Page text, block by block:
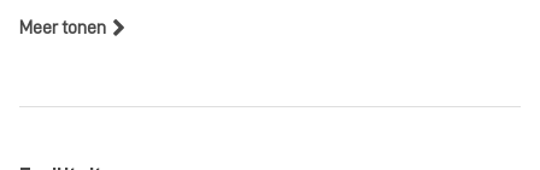
Meer tonen